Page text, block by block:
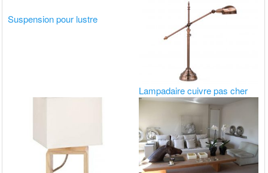
Suspension pour lustre
Lampadaire cuivre pas cher